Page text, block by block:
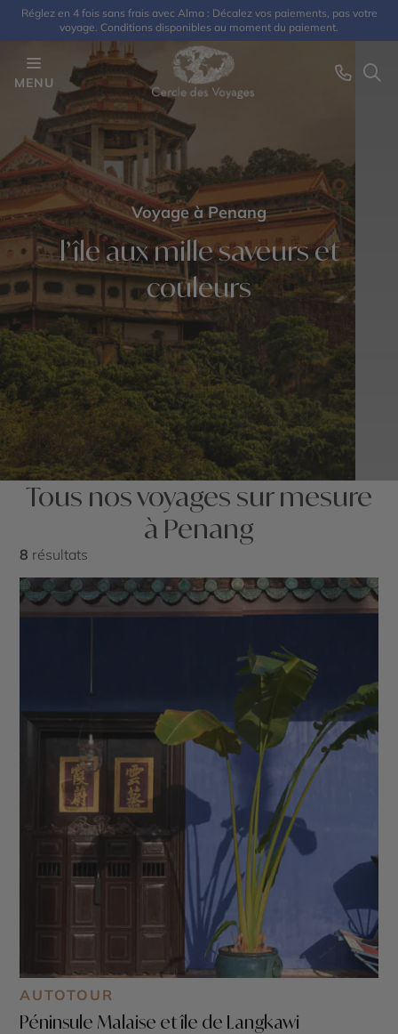
Réglez en 4 fois sans frais avec Alma : Décalez vos paiements, pas votre
voyage. Conditions disponibles au moment du paiement.
MENU
Voyage à Penang
l’île aux mille saveurs et
couleurs
Tous nos voyages sur mesure
à Penang
8 résultats
AUTOTOUR
Péninsule Malaise et île de Langkawi